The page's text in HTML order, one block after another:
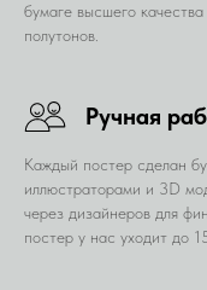
бумаге высшего
полутонов.
Ручная
Каждый постер сделан
иллюстраторами и 3D
через дизайнеров для
постер у нас уходит до